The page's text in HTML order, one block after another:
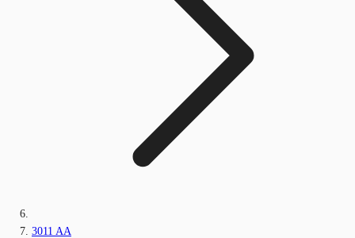
3011 AA